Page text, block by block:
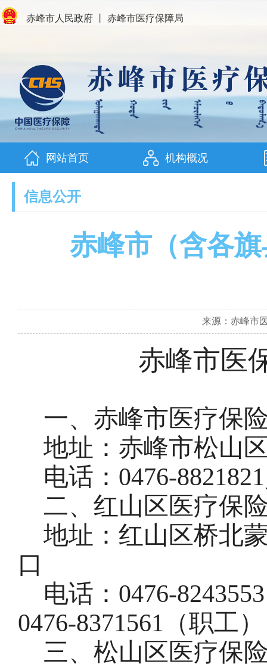
赤峰市人民政府 赤峰市医疗保障局
网站首页 机构概况
信息公开
赤峰市（含各
来源：赤峰市
赤峰市医
一、 赤峰市医疗保
地址：赤峰市松山
电话： 0476-
二、红山区医疗保
地址：红山区桥北
口
电话： 0476-
0476-8371561（职工）
三、松山区医疗保